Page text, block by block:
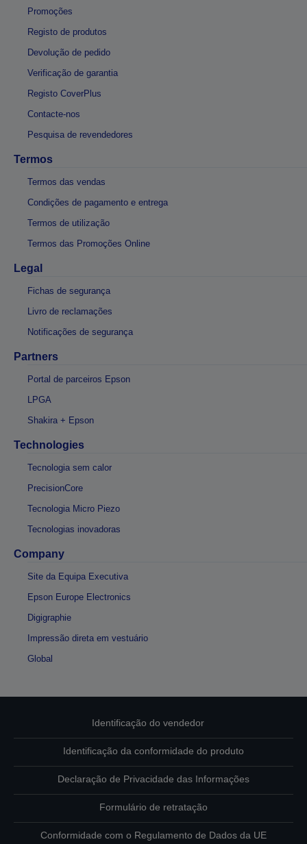
Promoções
Registo de produtos
Devolução de pedido
Verificação de garantia
Registo CoverPlus
Contacte-nos
Pesquisa de revendedores
Termos
Termos das vendas
Condições de pagamento e entrega
Termos de utilização
Termos das Promoções Online
Legal
Fichas de segurança
Livro de reclamações
Notificações de segurança
Partners
Portal de parceiros Epson
LPGA
Shakira + Epson
Technologies
Tecnologia sem calor
PrecisionCore
Tecnologia Micro Piezo
Tecnologias inovadoras
Company
Site da Equipa Executiva
Epson Europe Electronics
Digigraphie
Impressão direta em vestuário
Global
Identificação do vendedor
Identificação da conformidade do produto
Declaração de Privacidade das Informações
Formulário de retratação
Conformidade com o Regulamento de Dados da UE